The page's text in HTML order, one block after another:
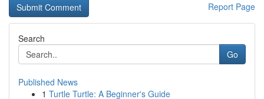
Report Page
Search
Go
Published News
1 Turtle Turtle: A Beginner's Guide